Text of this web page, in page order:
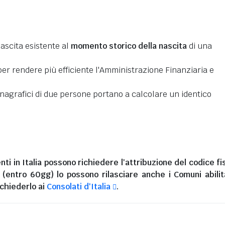
esistente al momento storico della nascitadi una
rendere più efficiente l'Amministrazione Finanziaria e
di due persone portano a calcolare un identico
in Italia possono richiedere l'attribuzione del codice
60gg) lo possono rilasciare anche i Comuni
ai Consolati d'Italia .